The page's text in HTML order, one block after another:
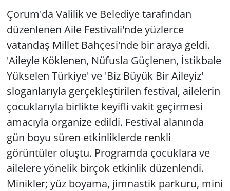
Çorum'da Valilik ve Belediye tarafından
düzenlenen Aile Festivali'nde yüzlerce
vatandaş Millet Bahçesi'nde bir araya geldi.
'Aileyle Köklenen, Nüfusla Güçlenen, İstikbale
Yükselen Türkiye' ve 'Biz Büyük Bir Aileyiz'
sloganlarıyla gerçekleştirilen festival, ailelerin
çocuklarıyla birlikte keyifli vakit geçirmesi
amacıyla organize edildi. Festival alanında
gün boyu süren etkinliklerde renkli
görüntüler oluştu. Programda çocuklara ve
ailelere yönelik birçok etkinlik düzenlendi.
Minikler; yüz boyama, jimnastik parkuru, mini